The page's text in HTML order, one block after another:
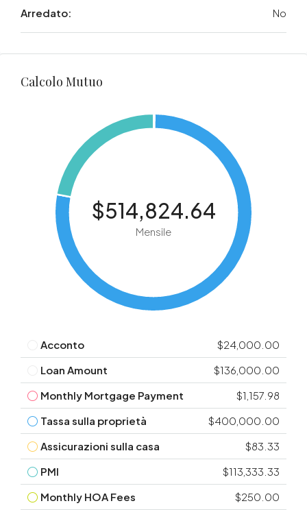
Arredato: No
Calcolo Mutuo
$514,824.64
Mensile
Acconto
$24,000.00
Loan Amount
$136,000.00
Monthly Mortgage Payment
$1,157.98
Tassa sulla proprietà
$400,000.00
Assicurazioni sulla casa
$83.33
PMI
$113,333.33
Monthly HOA Fees
$250.00